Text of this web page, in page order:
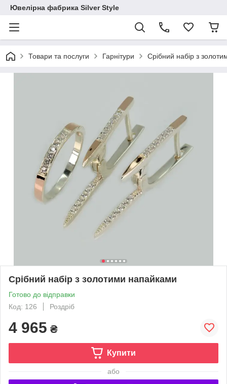
Ювелірна фабрика Silver Style
Товари та послуги Гарнітури Срібний набір з
Срібний набір з золотими напайками
Готово до відправки
Код: 126
Роздріб
4 965 ₴
Купити
або